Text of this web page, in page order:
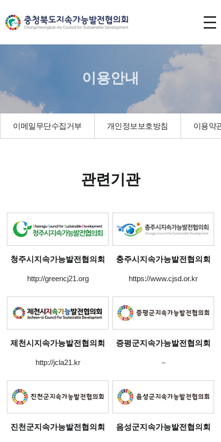
이용안내
이메일무단수집거부 개인정보보호방침 이용약
관련기관
청주시지속가능발전협의회
http://greencj21.org
충주시지속가능발전협의회
https://www.cjsd.or.kr
제천시지속가능발전협의회
http://jcla21.kr
증평군지속가능발전협의회
－
진천군지속가능발전협의회 음성군지속가능발전협의회